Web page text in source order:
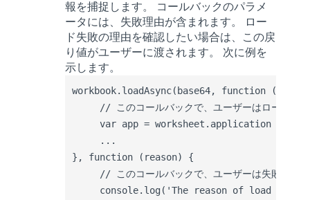
報を捕捉します。 コールバックのパラメ
ータには、失敗理由が含まれます。 ロー
ド失敗の理由を確認したい場合は、この戻
り値がユーザーに渡されます。 次に例を
示します。
workbook.loadAsync(base64, function
// このコールバックで、ユーザーはロードさ
     var app = worksheet.application ;
     ...
}, function (reason) {
// このコールバックで、ユーザーは失敗理由
console.log('The reason of load